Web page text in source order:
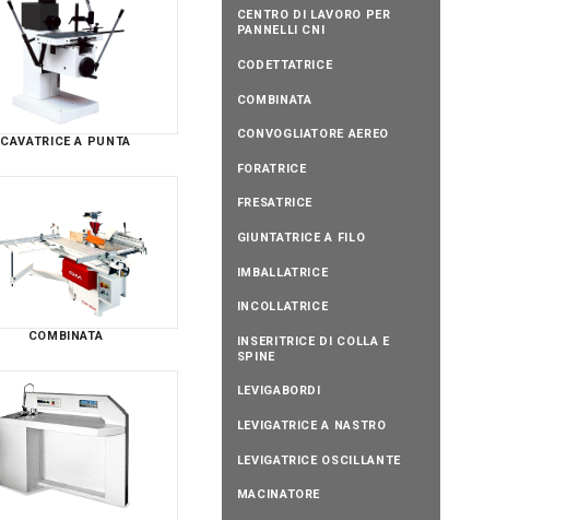
CAVATRICE A PUNTA
COMBINATA
CENTRO DI LAVORO PER
PANNELLI CNI
CODETTATRICE
COMBINATA
CONVOGLIATORE AEREO
FORATRICE
FRESATRICE
GIUNTATRICE A FILO
IMBALLATRICE
INCOLLATRICE
INSERITRICE DI COLLA E
SPINE
LEVIGABORDI
LEVIGATRICE A NASTRO
LEVIGATRICE OSCILLANTE
MACINATORE